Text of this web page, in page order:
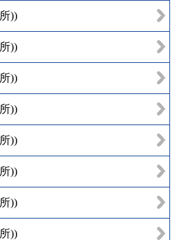
))
))
))
))
))
))
))
))